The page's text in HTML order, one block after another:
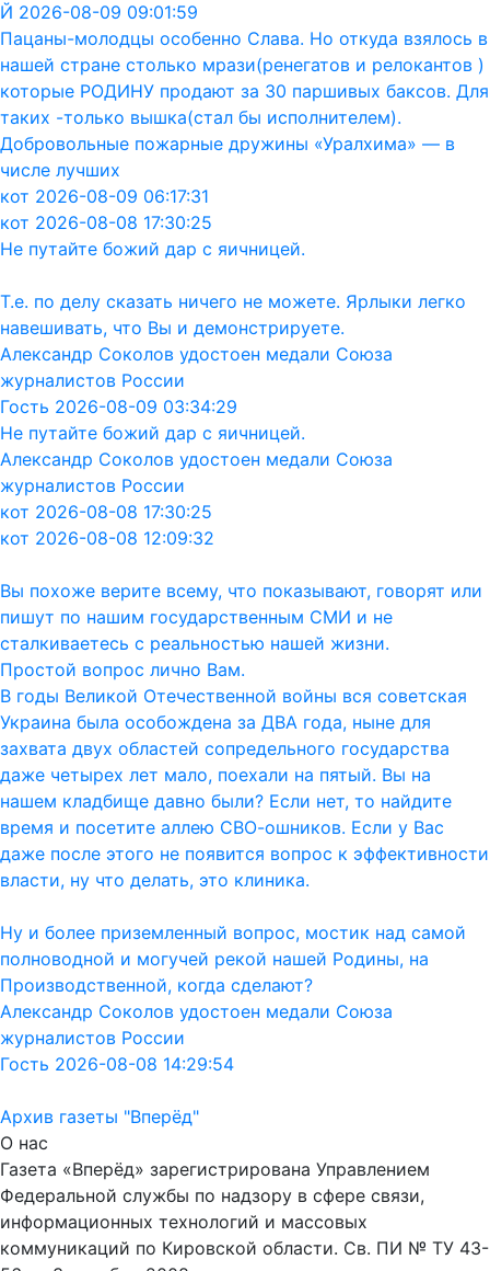
Й 2026-08-09 09:01:59
Пацаны-молодцы особенно Слава. Но откуда взялось в
нашей стране столько мрази(ренегатов и релокантов )
которые РОДИНУ продают за 30 паршивых баксов. Для
таких -только вышка(стал бы исполнителем).
Добровольные пожарные дружины «Уралхима» — в
числе лучших
кот 2026-08-09 06:17:31
кот 2026-08-08 17:30:25
Не путайте божий дар с яичницей.
Т.е. по делу сказать ничего не можете. Ярлыки легко
навешивать, что Вы и демонстрируете.
Александр Соколов удостоен медали Союза
журналистов России
Гость 2026-08-09 03:34:29
Не путайте божий дар с яичницей.
Александр Соколов удостоен медали Союза
журналистов России
кот 2026-08-08 17:30:25
кот 2026-08-08 12:09:32
Вы похоже верите всему, что показывают, говорят или
пишут по нашим государственным СМИ и не
сталкиваетесь с реальностью нашей жизни.
Простой вопрос лично Вам.
В годы Великой Отечественной войны вся советская
Украина была особождена за ДВА года, ныне для
захвата двух областей сопредельного государства
даже четырех лет мало, поехали на пятый. Вы на
нашем кладбище давно были? Если нет, то найдите
время и посетите аллею СВО-ошников. Если у Вас
даже после этого не появится вопрос к эффективности
власти, ну что делать, это клиника.
Ну и более приземленный вопрос, мостик над самой
полноводной и могучей рекой нашей Родины, на
Производственной, когда сделают?
Александр Соколов удостоен медали Союза
журналистов России
Гость 2026-08-08 14:29:54
Архив газеты "Вперёд"
О нас
Газета «Вперёд» зарегистрирована Управлением
Федеральной службы по надзору в сфере связи,
информационных технологий и массовых
коммуникаций по Кировской области. Св. ПИ № ТУ 43-